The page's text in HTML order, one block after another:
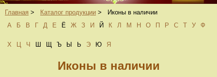
Главная > Каталог продукции >
Иконы в наличии
А
Б В Г Д Е Ё Ж З И Й К Л М Н О П Р С Т У Ф
Х Ц Ч Ш Щ Ъ Ы Ь Э Ю Я
Иконы в наличии